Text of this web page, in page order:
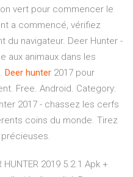
vert pour commencer le
a commencé, vérifiez
navigateur. Deer Hunter -
aux animaux dans les
Deer hunter 2017 pour
Free. Android. Category:
2017 - chassez les cerfs
coins du monde. Tirez
2019 5.2.1 Apk +